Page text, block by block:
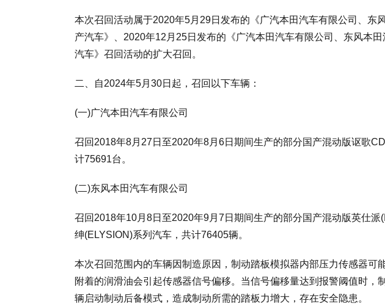
本次召回活动属于2020年5月29日发布的《广汽本田汽车有限公司、东
产汽车》、2020年12月25日发布的《广汽本田汽车有限公司、东风本
汽车》召回活动的扩大召回。
二、自2024年5月30日起，召回以下车辆：
(一)广汽本田汽车有限公司
召回2018年8月27日至2020年8月6日期间生产的部分国产混动版讴歌
计75691台。
(二)东风本田汽车有限公司
召回2018年10月8日至2020年9月7日期间生产的部分国产混动版英仕派
绅(ELYSION)系列汽车，共计76405辆。
本次召回范围内的车辆因制造原因，制动踏板模拟器内部压力传感器可
附着的润滑油会引起传感器信号偏移。当信号偏移量达到报警阈值时，
辆启动制动后备模式，造成制动所需的踏板力增大，存在安全隐患。